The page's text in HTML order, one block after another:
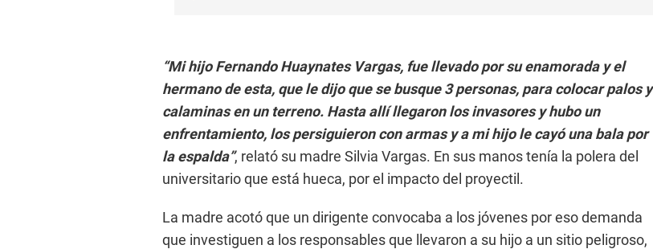
“Mi hijo Fernando Huaynates Vargas, fue llevado por su enamorada y el
hermano de esta, que le dijo que se busque 3 personas, para colocar palos y
calaminas en un terreno. Hasta allí llegaron los invasores y hubo un
enfrentamiento, los persiguieron con armas y a mi hijo le cayó una bala por
la espalda”, relató su madre Silvia Vargas. En sus manos tenía la polera del
universitario que está hueca, por el impacto del proyectil.
La madre acotó que un dirigente convocaba a los jóvenes por eso demanda
que investiguen a los responsables que llevaron a su hijo a un sitio peligroso,